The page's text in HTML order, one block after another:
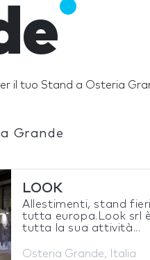
il tuo Stand a Osteria
Grande
LOOK
Allestimenti, stand
tutta europa.Look srl
tutta la sua attività...
Osteria Grande, Italia